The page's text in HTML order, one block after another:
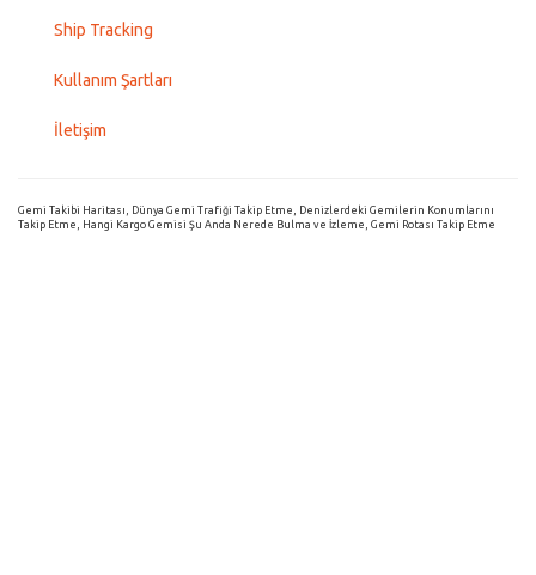
Ship Tracking
Kullanım Şartları
İletişim
Gemi Takibi Haritası, Dünya Gemi Trafiği Takip Etme, Denizlerdeki Gemilerin Konumlarını
Takip Etme, Hangi Kargo Gemisi Şu Anda Nerede Bulma ve İzleme, Gemi Rotası Takip Etme